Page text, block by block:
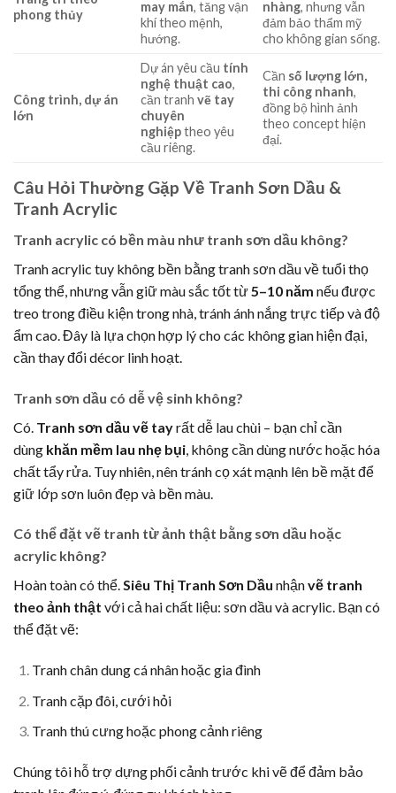
phong thủy
may mắn, tăng vận
khí theo mệnh,
hướng.
nhàng, nhưng vẫn
đảm bảo thẩm mỹ
cho không gian sống.
Công trình, dự án
lớn
Dự án yêu cầu tính
nghệ thuật cao,
cần tranhvẽ tay
chuyên
nghiệptheo yêu
cầu riêng.
Cần số lượng lớn,
thi công nhanh,
đồng bộ hình ảnh
theo concept hiện
đại.
Câu Hỏi Thường Gặp Về Tranh Sơn Dầu &
Tranh Acrylic
Tranh acrylic có bền màu như tranh sơn dầu không?
Tranh acrylic tuy không bền bằng tranh sơn dầu về tuổi thọ
tổng thể, nhưng vẫn giữ màu sắc tốt từ5–10 năm nếu được
treo trong điều kiện trong nhà, tránh ánh nắng trực tiếp và độ
ẩm cao. Đây là lựa chọn hợp lý cho các không gian hiện đại,
cần thay đổi décor linh hoạt.
Tranh sơn dầu có dễ vệ sinh không?
Có. Tranh sơn dầu vẽ tayrất dễ lau chùi – bạn chỉ cần
dùng khăn mềm lau nhẹ bụi , không cần dùng nước hoặc hóa
chất tẩy rửa. Tuy nhiên, nên tránh cọ xát mạnh lên bề mặt để
giữ lớp sơn luôn đẹp và bền màu.
Có thể đặt vẽ tranh từ ảnh thật bằng sơn dầu hoặc
acrylic không?
Hoàn toàn có thể.Siêu Thị Tranh Sơn Dầu nhậnvẽ tranh
theo ảnh thật với cả hai chất liệu: sơn dầu và acrylic. Bạn có
thể đặt vẽ:
Tranh chân dung cá nhân hoặc gia đình
Tranh cặp đôi, cưới hỏi
Tranh thú cưng hoặc phong cảnh riêng
Chúng tôi hỗ trợ dựng phối cảnh trước khi vẽ để đảm bảo